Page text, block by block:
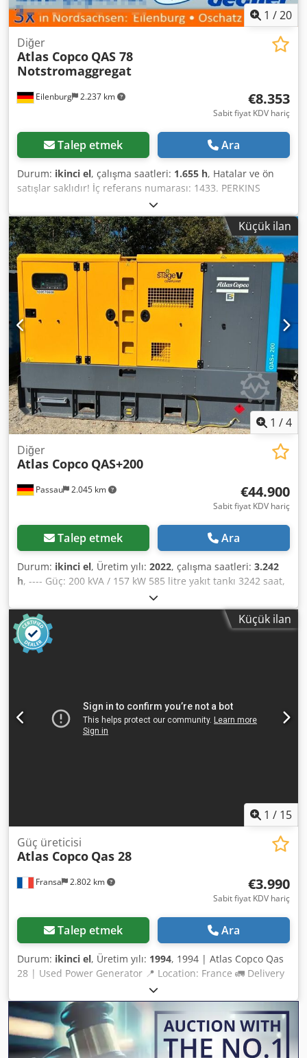
1 /20
Eilenburg 2.237 km
Diğer
Atlas Copco QAS 78
Notstromaggregat
€8.353
Sabit fiyat KDV hariç
Talep etmek Ara
Durum: ikinci el, çalışma saatleri: 1.655 h, Hatalar ve ön
satışlar saklıdır! İç referans numarası: 1433. PERKINS
motor. Araç, herhangi bir bakımdan geçirilmemiştir! Ülke
genelinde ek ücret karşılığında teslimat mümkündür.
Hatalar ve ön satışlar saklıdır. Dsdpfx Aozp Avkog Dekr
Aracınızı memnuniyetle takas olarak kabul ederiz.
Finansman/kiralama, peşinat ödemeden de mümkündür!
Başka sorularınız var mı? Size yardımcı olmaktan
memnuniyet duyarız!
Küçük ilan
1 /4
Passau 2.045 km
Diğer
Atlas Copco QAS+200
€44.900
Sabit fiyat KDV hariç
Talep etmek Ara
Durum: ikinci el, Üretim yılı: 2022, çalışma saatleri: 3.242
h, ---- Güç: 200 kVA / 157 kW 585 litre yakıt tankı 3242 saat,
üretim yılı 12/2022 Prizler: 125-63-32-16A + DS
Dksdpfszrkuajx Ag Dor Tip B hatalı akım koruma şalteri
Küçük ilan
1 / 15
Fransa 2.802 km
Güç üreticisi
Atlas Copco Qas 28
€3.990
Sabit fiyat KDV hariç
Talep etmek Ara
Durum: ikinci el, Üretim yılı: 1994, 1994 | Atlas Copco Qas
28 | Used Power Generator 📍 Location: France 🚛 Delivery
available to your location – Use our shipping calculator to
estimate transport costs! 💰 Buy now for EUR 4,000 or make
an offer. Dodpfey Rukfox Ag Dskr Payment on delivery
available for a small fee (subject to approval)* 👷‍♂️
Inspected by an independent expert 23 inspection points: